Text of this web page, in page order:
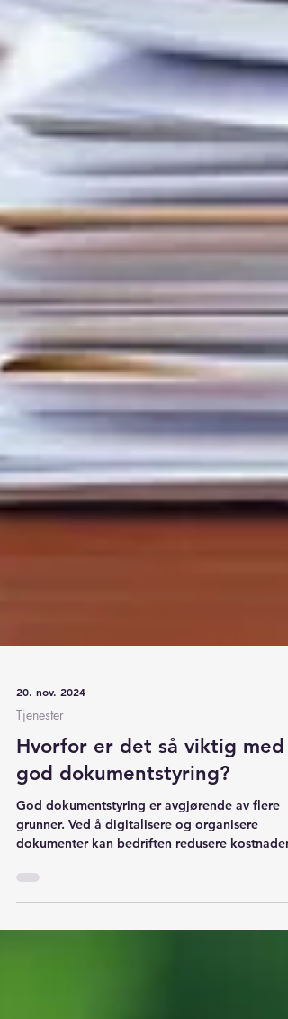
20. nov. 2024
Tjenester
Hvorfor er det så viktig med
god dokumentstyring?
God dokumentstyring er avgjørende av flere
dokumenter kan bedriften redusere